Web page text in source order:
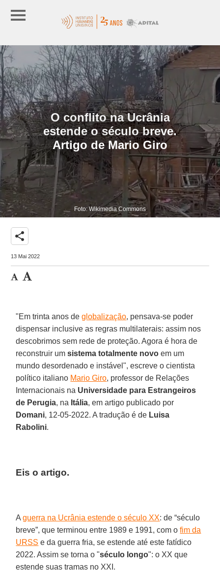
O conflito na Ucrânia
estende o século breve.
Artigo de Mario Giro
Foto: Wikimedia Commons
share
13 Mai 2022
"Em trinta anos deglobalização, pensava-se poder
dispensar inclusive as regras multilaterais: assim nos
descobrimos sem rede de proteção. Agora é hora de
reconstruir umsistema totalmente novo em um
mundo desordenado e instável", escreve o cientista
político italiano Mario Giro, professor de Relações
Internacionais na Universidade para Estrangeiros
de Perugia, na Itália, em artigo publicado por
Domani, 12-05-2022. A tradução é de Luisa
Rabolini.
Eis o artigo.
Aguerra na Ucrânia estende o século XX: de “século
breve”, que terminou entre 1989 e 1991, com ofim da
URSS e da guerra fria, se estende até este fatídico
2022. Assim se torna o "século longo": o XX que
estende suas tramas no XXI.